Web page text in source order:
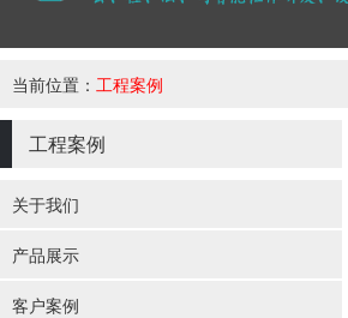
当前位置： 工程案例
工程案例
关于我们
产品展示
客户案例